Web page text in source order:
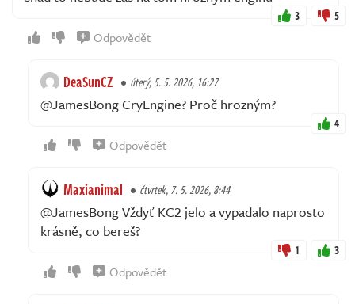
3 5
Odpovědět
DeaSunCZ úterý, 5. 5. 2026, 16:27
@JamesBong CryEngine? Proč hrozným?
4
Odpovědět
Maxianimal čtvrtek, 7. 5. 2026, 8:44
@JamesBong Vždyť KC2 jelo a vypadalo naprosto
krásně, co bereš?
1 3
Odpovědět